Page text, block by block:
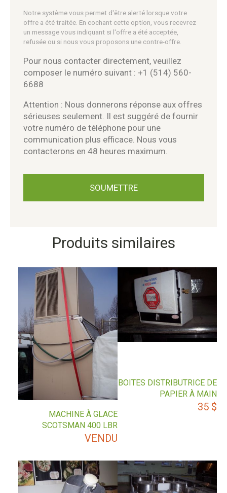
Notre système vous permet d'être alerté lorsque votre
offre a été traitée. En cochant cette option, vous recevrez
un message vous indiquant si l'offre a été acceptée,
refusée ou si nous vous proposons une contre-offre.
Pour nous contacter directement, veuillez
composer le numéro suivant : +1 (514) 560-
6688
Attention : Nous donnerons réponse aux offres
sérieuses seulement. Il est suggéré de fournir
votre numéro de téléphone pour une
communication plus efficace. Nous vous
contacterons en 48 heures maximum.
Produits similaires
BOITES DISTRIBUTRICE DE
PAPIER À MAIN
35 $
MACHINE À GLACE
SCOTSMAN 400 LBR
VENDU